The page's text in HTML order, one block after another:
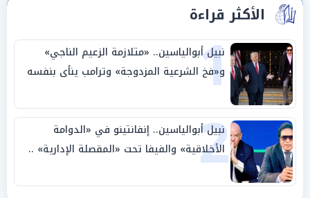
الأكثر قراءة
1
نبيل أبوالياسين.. «متلازمة الزعيم الناجي»
و«فخ الشرعية المزدوجة» وترامب ينأى بنفسه
وحليفه في «ميتم استراتيجي»
2
نبيل أبوالياسين.. إنفانتينو في «الدوامة
الأخلاقية» والفيفا تحت «المقصلة الإدارية» ..
«عبادة العرش وجنازة المصداقية»